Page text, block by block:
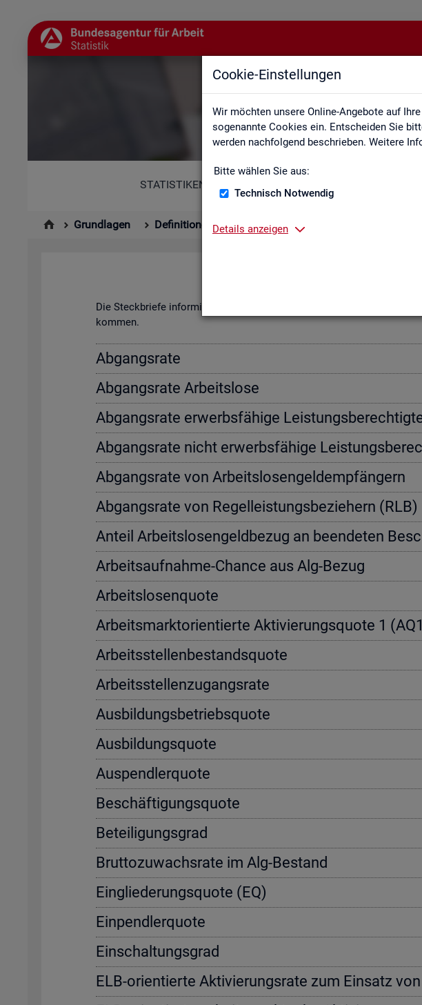
Cookie-Einstellungen
Wir möchten unsere Online-Angebote auf
sogenannte Cookies ein. Entscheiden Sie
werden nachfolgend beschrieben. Weitere
Bitte wählen Sie aus:
Technisch Notwendig
Details anzeigen
STATISTIKEN
Grundlagen Definitionen Kennzahlensteckbriefe
Die Steck­brie­fe in­for­mie­ren über De­fi­ni­ti­on, Aus­sa­ge­kraft,
kom­men.
Ab­gangs­ra­te
Ab­gangs­ra­te Ar­beits­lo­se
Ab­gangs­ra­te er­werbs­fä­hi­ge
Ab­gangs­ra­te nicht er­werbs­fä­hi­ge
Ab­gangs­ra­te von Ar­beits­lo­sen­geld­emp­fän­gern
Ab­gangs­ra­te von Re­gel­leis­tungs­be­zie­hern (RLB)
An­teil Ar­beits­lo­sen­geld­be­zug an be­en­de­ten
Ar­beits­auf­nah­me-Chan­ce aus Alg-Bezug
Ar­beits­lo­sen­quo­te
Ar­beits­markt­ori­en­tier­te Ak­ti­vie­rungs­quo­te 1
Ar­beits­stel­len­be­stands­quo­te
Ar­beits­stel­len­zu­gangs­ra­te
Aus­bil­dungs­be­triebs­quo­te
Aus­bil­dungs­quo­te
Aus­pend­ler­quo­te
Be­schäf­ti­gungs­quo­te
Be­tei­li­gungs­grad
Brut­to­zu­wachs­ra­te im Alg-Be­stand
Ein­glie­de­rungs­quo­te (EQ)
Ein­pend­ler­quo­te
Ein­schal­tungs­grad
ELB-ori­en­tier­te Ak­ti­vie­rungs­ra­te zum Ein­satz